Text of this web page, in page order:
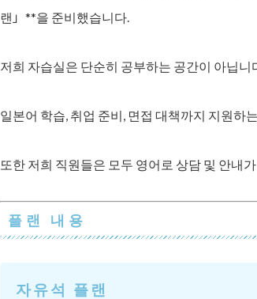
랜」**을 준비했습니다.
저희 자습실은 단순히 공부하는 공간이 아닙니
일본어 학습, 취업 준비, 면접 대책까지 지원하
또한 저희 직원들은 모두 영어로 상담 및 안내
플랜 내용
자유석 플랜